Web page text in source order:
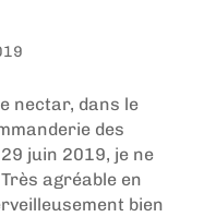
nectar, dans le
des
juin 2019, je ne
agréable en
bien